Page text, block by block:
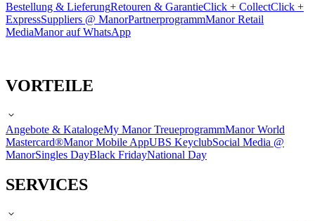
Bestellung & LieferungRetouren & GarantieClick + CollectClick +
ExpressSuppliers @ ManorPartnerprogrammManor Retail
MediaManor auf WhatsApp
VORTEILE
Angebote & KatalogeMy Manor TreueprogrammManor World
Mastercard®Manor Mobile AppUBS KeyclubSocial Media @
ManorSingles DayBlack FridayNational Day
SERVICES